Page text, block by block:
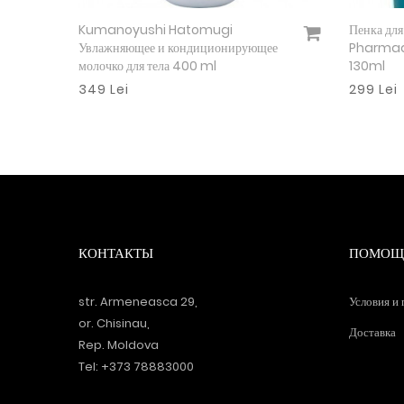
Подробнее
MOST Chewable Iron
498 Lei
Пищевая
кислота +
376 Lei
КОНТАКТЫ
str. Armeneasca 29,
or. Chisinau,
Rep. Moldova
Tel: +373 78883000
Условия и
Доставка